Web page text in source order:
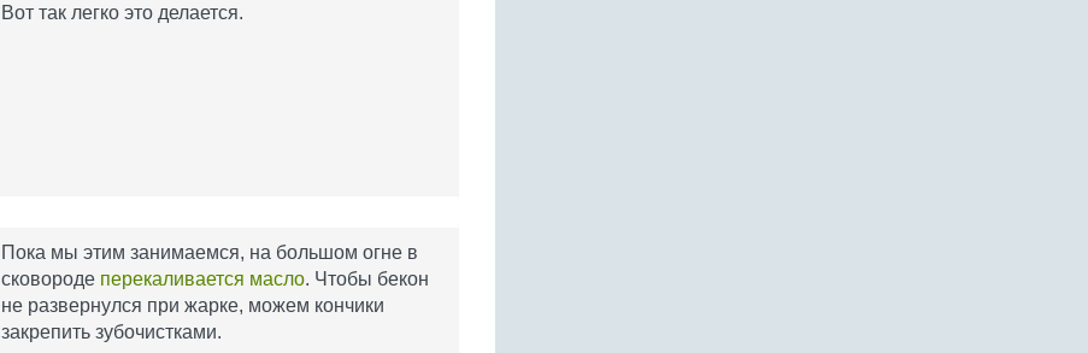
Вот так легко это делается.
Пока мы этим занимаемся, на большом огне в
сковороде перекаливается масло. Чтобы бекон
не развернулся при жарке, можем кончики
закрепить зубочистками.